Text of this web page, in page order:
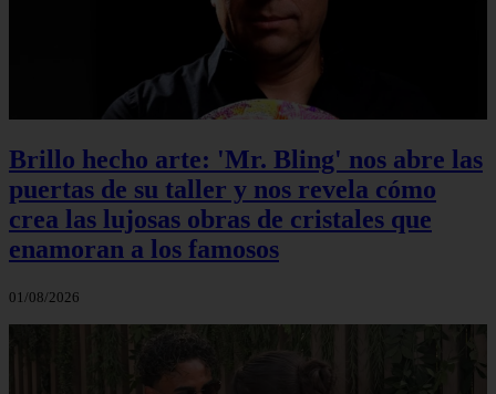
Brillo hecho arte: 'Mr. Bling' nos abre las
puertas de su taller y nos revela cómo
crea las lujosas obras de cristales que
enamoran a los famosos
01/08/2026